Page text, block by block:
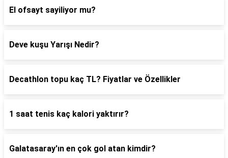
El ofsayt sayiliyor mu?
Deve kuşu Yarışı Nedir?
Decathlon topu kaç TL? Fiyatlar ve Özellikler
1 saat tenis kaç kalori yaktırır?
Galatasaray'ın en çok gol atan kimdir?